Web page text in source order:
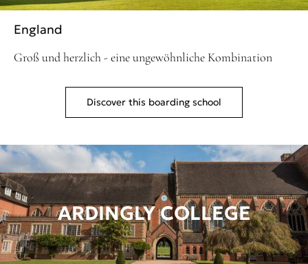
England
Groß und herzlich - eine ungewöhnliche Kombination
Discover this boarding school
ARDINGLY COLLEGE